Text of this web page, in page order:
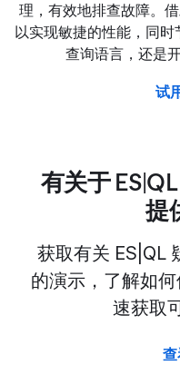
理，有效地排查故障。
以实现敏捷的性能，同
查询语言，还是
试
有关于
提
获取有关 ES|QL
的演示，了解如
速获取